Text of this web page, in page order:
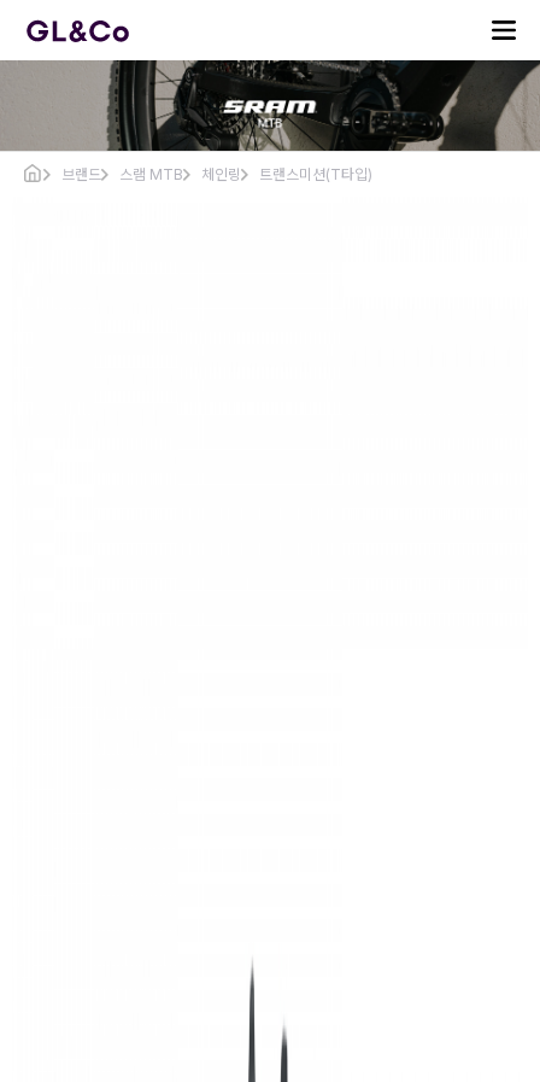
브랜드 스램 MTB 체인링 트랜스미션(T타입)